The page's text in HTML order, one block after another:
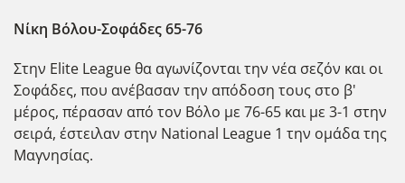
Νίκη Βόλου-Σοφάδες 65-76
Στην Elite League θα αγωνίζονται την νέα σεζόν και οι
Σοφάδες, που ανέβασαν την απόδοση τους στο β'
μέρος, πέρασαν από τον Βόλο με 76-65 και με 3-1 στην
σειρά, έστειλαν στην National League 1 την ομάδα της
Μαγνησίας.